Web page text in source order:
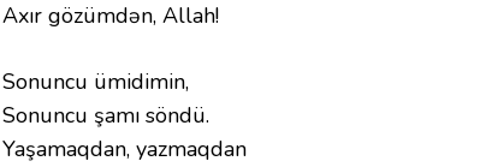
Axır gözümdən, Allah!
Sonuncu ümidimin,
Sonuncu şamı söndü.
Yaşamaqdan, yazmaqdan